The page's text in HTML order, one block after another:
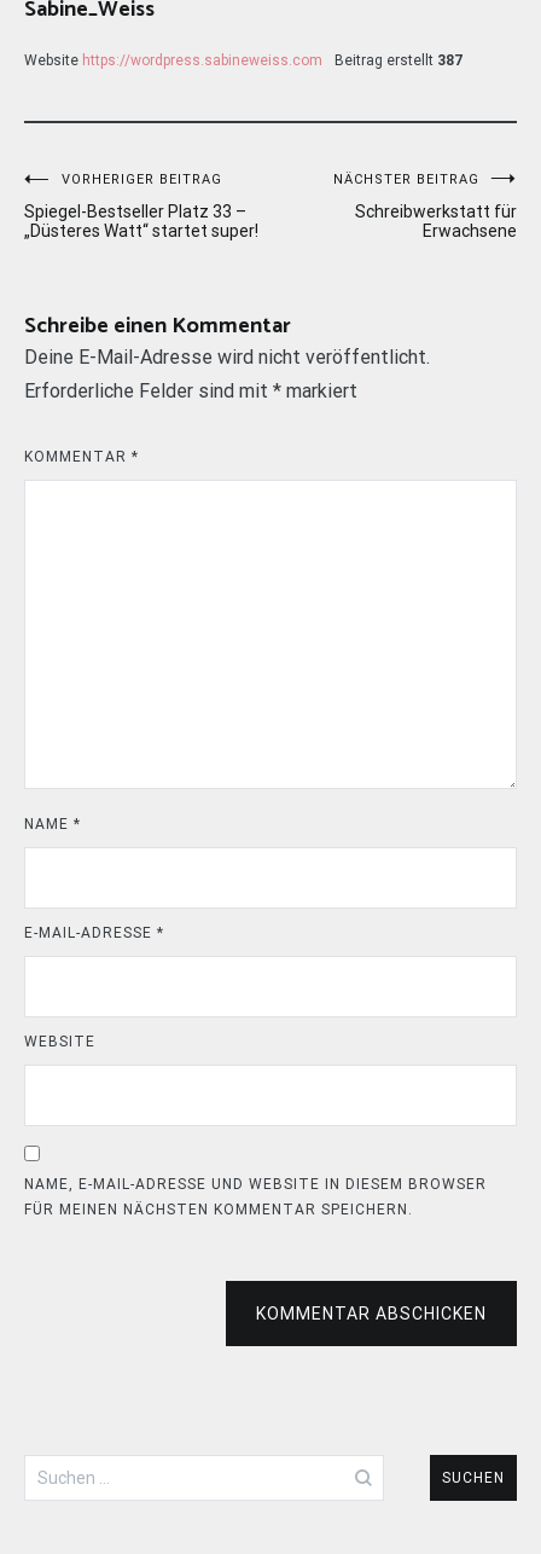
Sabine_Weiss
Website https://wordpress.sabineweiss.com Beitrag erstellt 387
Beitragsnavigation
VORHERIGER BEITRAG
Spiegel-Bestseller Platz 33 –
„Düsteres Watt“ startet super!
NÄCHSTER BEITRAG
Schreibwerkstatt für
Erwachsene
Schreibe einen Kommentar
Deine E-Mail-Adresse wird nicht veröffentlicht.
Erforderliche Felder sind mit * markiert
KOMMENTAR *
NAME *
E-MAIL-ADRESSE *
WEBSITE
NAME, E-MAIL-ADRESSE UND WEBSITE IN DIESEM BROWSER
FÜR MEINEN NÄCHSTEN KOMMENTAR SPEICHERN.
KOMMENTAR ABSCHICKEN
Suchen
nach: